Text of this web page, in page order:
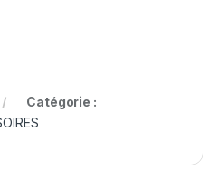
Catégorie :